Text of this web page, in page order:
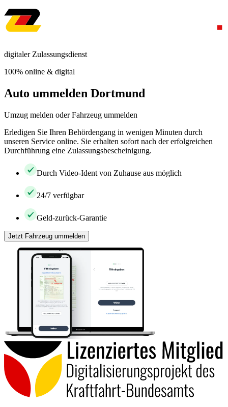
digitaler Zulassungsdienst
100% online & digital
Auto ummelden Dortmund
Umzug melden oder Fahrzeug ummelden
Erledigen Sie Ihren Behördengang in wenigen Minuten durch
unseren Service online. Sie erhalten sofort nach der erfolgreichen
Durchführung eine Zulassungsbescheinigung.
Durch Video-Ident von Zuhause aus möglich
24/7 verfügbar
Geld-zurück-Garantie
Jetzt Fahrzeug ummelden